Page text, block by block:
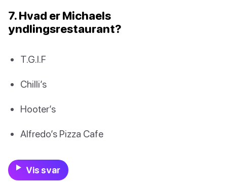
7. Hvad er Michaels
yndlingsrestaurant?
T.G.I.F
Chilli’s
Hooter’s
Alfredo’s Pizza Cafe
Vis svar